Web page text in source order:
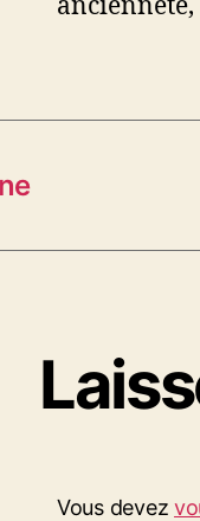
Vous devez